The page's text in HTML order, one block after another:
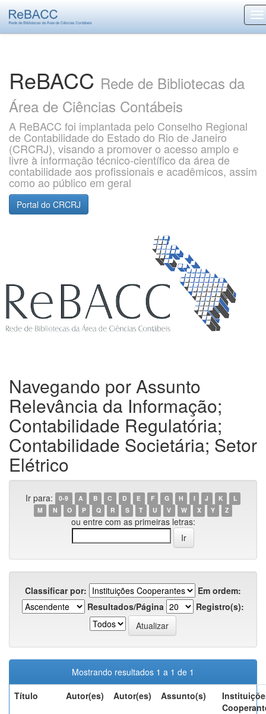
ReBACC Rede de Bibliotecas da
Área de Ciências Contábeis
A ReBACC foi implantada pelo Conselho Regional
de Contabilidade do Estado do Rio de Janeiro
(CRCRJ), visando a promover o acesso amplo e
livre à informação técnico-científico da área de
contabilidade aos profissionais e acadêmicos, assim
como ao público em geral
Portal do CRCRJ
Navegando por Assunto
Relevância da Informação;
Contabilidade Regulatória;
Contabilidade Societária; Setor
Elétrico
Ir para: 0-9 A B C D E F G H I J K
L
M
N O P Q R S T U V W X Y Z
ou entre com as primeiras letras:
Classificar por:
Em ordem:
Resultados/Página
Registro(s):
Mostrando resultados 1 a 1 de 1
Título
Autor(es) Autor(es) Assunto(s)